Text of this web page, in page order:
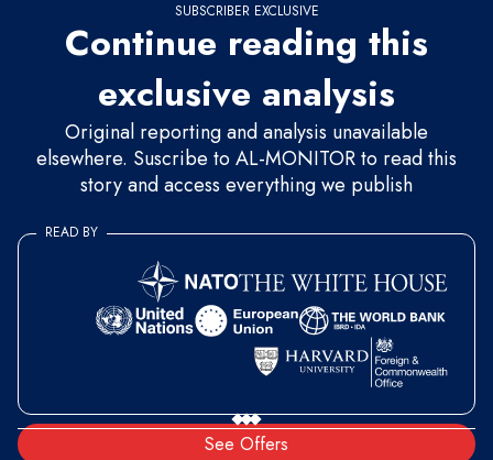
SUBSCRIBER EXCLUSIVE
Continue reading this
exclusive analysis
Original reporting and analysis unavailable
elsewhere. Suscribe to AL-MONITOR to read this
story and access everything we publish
See Offers
READ BY